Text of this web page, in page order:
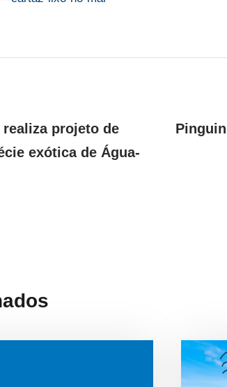
projeto de
exótica de Água-